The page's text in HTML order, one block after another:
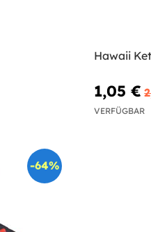
Hawaii
1,05 €
VERFÜGBAR
-64%